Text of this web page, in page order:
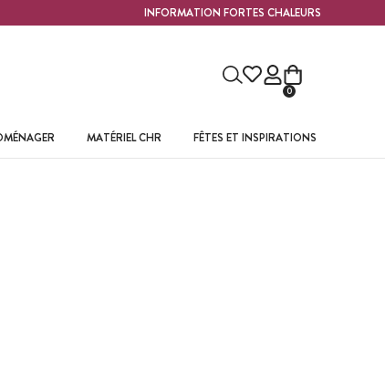
INFORMATION FORTES CHALEURS
0
MATÉRIEL CHR FÊTES ET INSPIRATIONS